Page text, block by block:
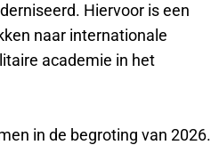
Hiervoor is een
naar internationale
academie in het
in de begroting van 2026.